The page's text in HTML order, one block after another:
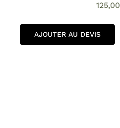
125,00
AJOUTER AU DEVIS